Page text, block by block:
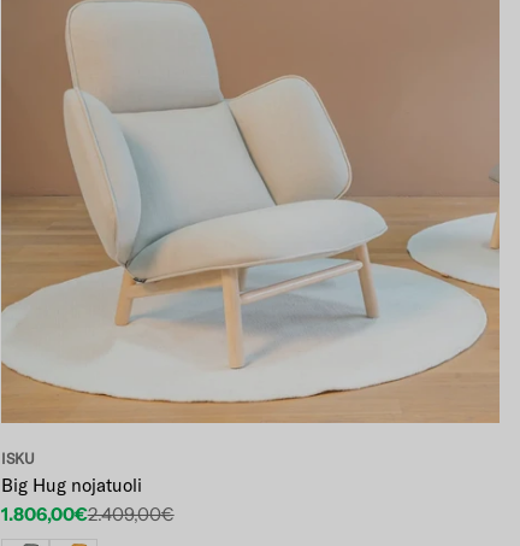
ISKU
Big Hug nojatuoli
Etuhinta
1.806,00€
Normaalihinta2.409,00€